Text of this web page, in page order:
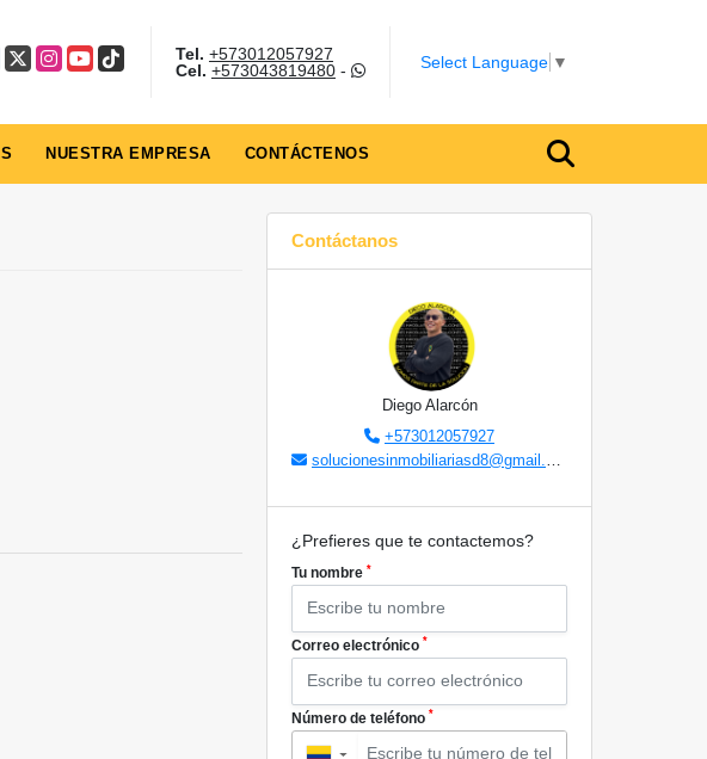
X Instagram
YouTube
TikTok Tel. +573012057927
Cel. +573043819480- Select Language ▼
NUESTRA EMPRESA CONTÁCTENOS
Contáctanos
Diego Alarcón
+573012057927
solucionesinmobiliariasd8@gmail.com
¿Prefieres que te contactemos?
Tu nombre *
Correo electrónico *
Número de teléfono *
▼